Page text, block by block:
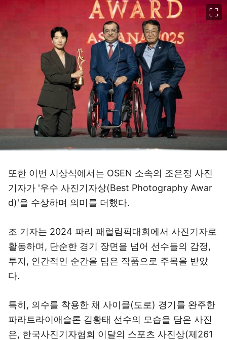
또한 이번 시상식에서는 OSEN 소속의 조은정 사진
기자가 '우수 사진기자상(Best Photography Awar
d)'을 수상하며 의미를 더했다.
조 기자는 2024 파리 패럴림픽대회에서 사진기자로
활동하며, 단순한 경기 장면을 넘어 선수들의 감정,
투지, 인간적인 순간을 담은 작품으로 주목을 받았
다.
특히, 의수를 착용한 채 사이클(도로) 경기를 완주한
파라트라이애슬론 김황태 선수의 모습을 담은 사진
은, 한국사진기자협회 이달의 스포츠 사진상(제261